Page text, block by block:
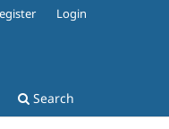
Search
Login